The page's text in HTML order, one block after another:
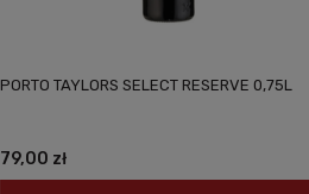
PORTO TAYLORS SELECT RESERVE 0,75L
79,00 zł